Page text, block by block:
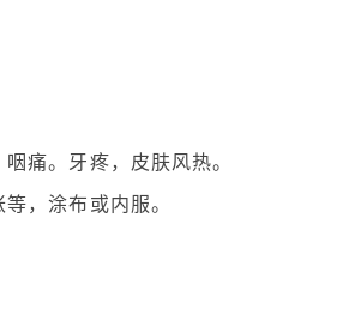
痛。牙疼，皮肤风热。
，涂布或内服。